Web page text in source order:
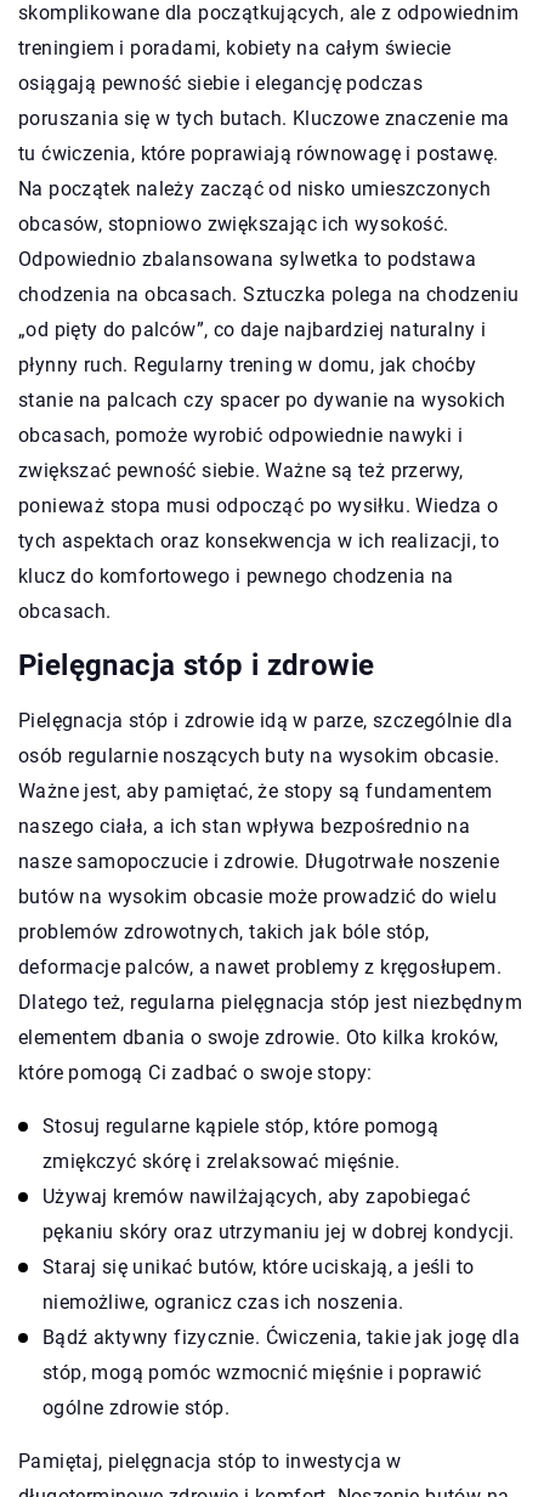
skomplikowane dla początkujących, ale z odpowiednim
treningiem i poradami, kobiety na całym świecie
osiągają pewność siebie i elegancję podczas
poruszania się w tych butach. Kluczowe znaczenie ma
tu ćwiczenia, które poprawiają równowagę i postawę.
Na początek należy zacząć od nisko umieszczonych
obcasów, stopniowo zwiększając ich wysokość.
Odpowiednio zbalansowana sylwetka to podstawa
chodzenia na obcasach. Sztuczka polega na chodzeniu
„od pięty do palców”, co daje najbardziej naturalny i
płynny ruch. Regularny trening w domu, jak choćby
stanie na palcach czy spacer po dywanie na wysokich
obcasach, pomoże wyrobić odpowiednie nawyki i
zwiększać pewność siebie. Ważne są też przerwy,
ponieważ stopa musi odpocząć po wysiłku. Wiedza o
tych aspektach oraz konsekwencja w ich realizacji, to
klucz do komfortowego i pewnego chodzenia na
obcasach.
Pielęgnacja stóp i zdrowie
Pielęgnacja stóp i zdrowie idą w parze, szczególnie dla
osób regularnie noszących buty na wysokim obcasie.
Ważne jest, aby pamiętać, że stopy są fundamentem
naszego ciała, a ich stan wpływa bezpośrednio na
nasze samopoczucie i zdrowie. Długotrwałe noszenie
butów na wysokim obcasie może prowadzić do wielu
problemów zdrowotnych, takich jak bóle stóp,
deformacje palców, a nawet problemy z kręgosłupem.
Dlatego też, regularna pielęgnacja stóp jest niezbędnym
elementem dbania o swoje zdrowie. Oto kilka kroków,
które pomogą Ci zadbać o swoje stopy:
Stosuj regularne kąpiele stóp, które pomogą
zmiękczyć skórę i zrelaksować mięśnie.
Używaj kremów nawilżających, aby zapobiegać
pękaniu skóry oraz utrzymaniu jej w dobrej kondycji.
Staraj się unikać butów, które uciskają, a jeśli to
niemożliwe, ogranicz czas ich noszenia.
Bądź aktywny fizycznie. Ćwiczenia, takie jak jogę dla
stóp, mogą pomóc wzmocnić mięśnie i poprawić
ogólne zdrowie stóp.
Pamiętaj, pielęgnacja stóp to inwestycja w